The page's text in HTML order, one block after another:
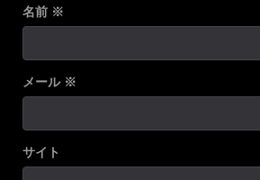
名前 ※
メール ※
サイト